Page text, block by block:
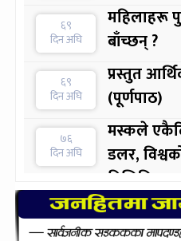
६९
दिन अघि
महिलाहरू
बाँच्छन् ?
६९
दिन अघि
प्रस्तुत
(पूर्णपाठ)
७६
दिन अघि
मस्कले
डलर,
ट्रिलिनियर